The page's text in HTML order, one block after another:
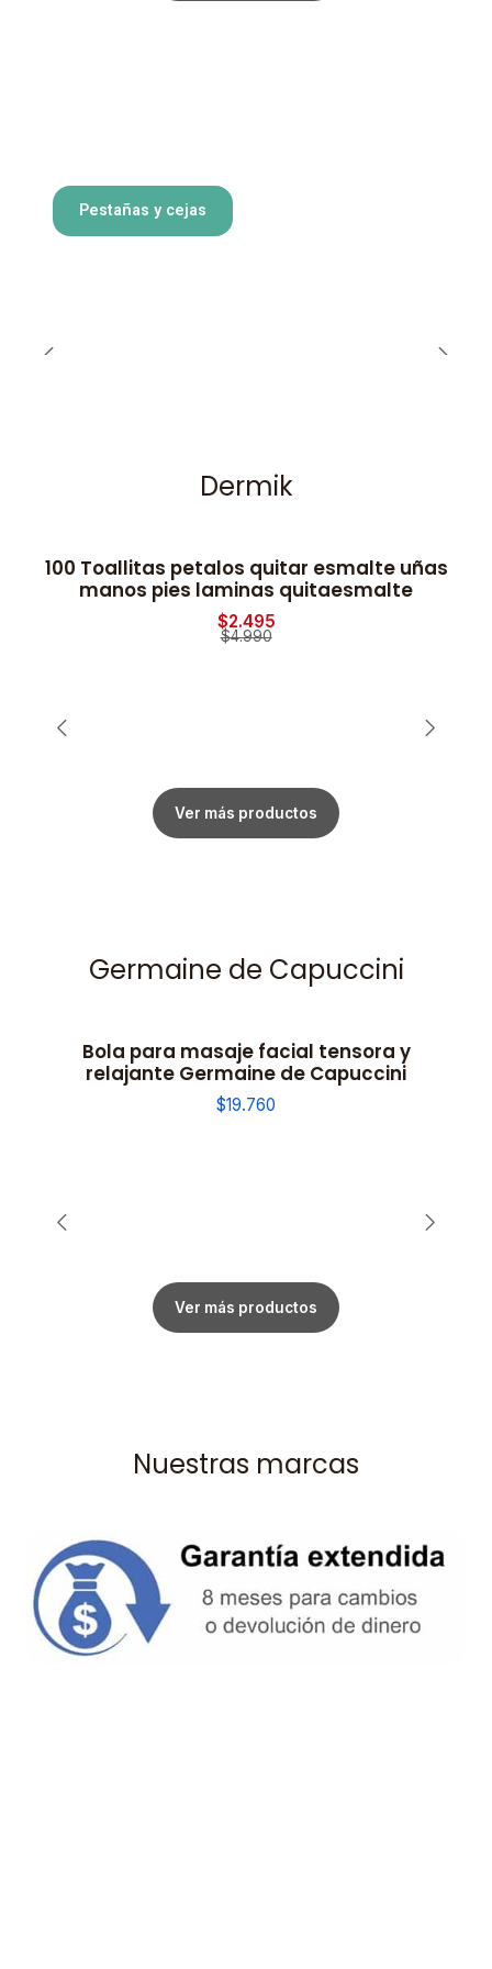
Pestañas y cejas
Dermik
-50% OFF
100 Toallitas petalos quitar esmalte uñas
manos pies laminas quitaesmalte
$2.495
$4.990
Ver más productos
Germaine de Capuccini
Bola para masaje facial tensora y
relajante Germaine de Capuccini
$19.760
Ver más productos
Nuestras marcas